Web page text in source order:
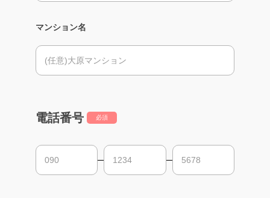
マンション名
電話番号 必須